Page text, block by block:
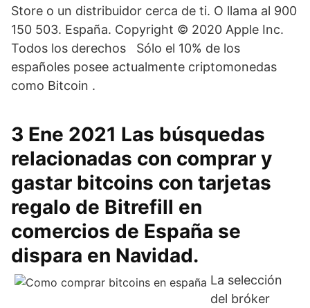
Store o un distribuidor cerca de ti. O llama al 900
150 503. España. Copyright © 2020 Apple Inc.
Todos los derechos Sólo el 10% de los
españoles posee actualmente criptomonedas
como Bitcoin .
3 Ene 2021 Las búsquedas
relacionadas con comprar y
gastar bitcoins con tarjetas
regalo de Bitrefill en
comercios de España se
dispara en Navidad.
La selección
del bróker